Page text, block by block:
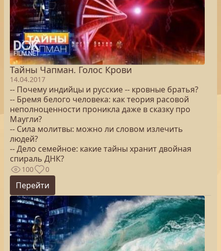
Тайны Чапман. Голос Крови
14.04.2017
-- Почему индийцы и русские -- кровные братья?
-- Бремя белого человека: как теория расовой
неполноценности проникла даже в сказку про
Маугли?
-- Сила молитвы: можно ли словом излечить
людей?
-- Дело семейное: какие тайны хранит двойная
спираль ДНК?
100 0
Перейти